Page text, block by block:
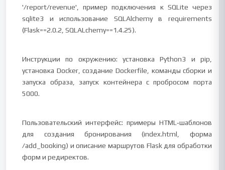
'/report/revenue', пример подключения к SQLite через
sqlite3 и использование SQLAlchemy в requirements
(Flask==2.0.2, SQLALchemy==1.4.25).
Инструкции по окружению: установка Python3 и pip,
установка Docker, создание Dockerfile, команды сборки и
запуска образа, запуск контейнера с пробросом порта
5000.
Пользовательский интерфейс: примеры HTML‑шаблонов
для создания бронирования (index.html, форма
/add_booking) и описание маршрутов Flask для обработки
форм и редиректов.